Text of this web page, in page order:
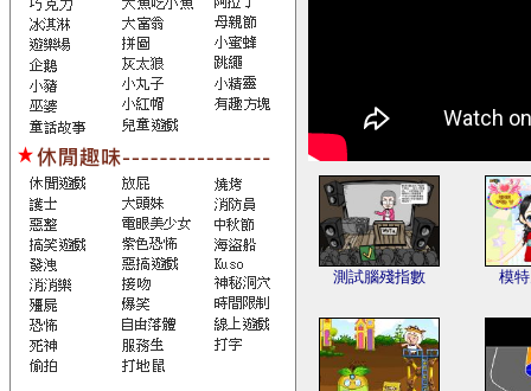
測試腦殘指數 模